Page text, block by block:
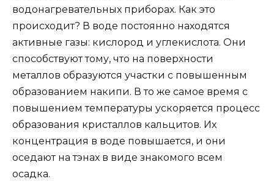
водонагревательных приборах. Как это
происходит? В воде постоянно находятся
активные газы: кислород и углекислота. Они
способствуют тому, что на поверхности
металлов образуются участки с повышенным
образованием накипи. В то же самое время с
повышением температуры ускоряется процесс
образования кристаллов кальцитов. Их
концентрация в воде повышается, и они
оседают на тэнах в виде знакомого всем
осадка.